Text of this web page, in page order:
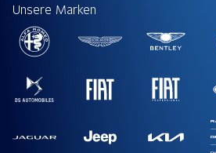
Unsere Marken